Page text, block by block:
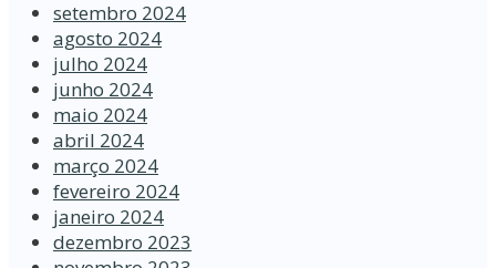
setembro 2024
agosto 2024
julho 2024
junho 2024
maio 2024
abril 2024
março 2024
fevereiro 2024
janeiro 2024
dezembro 2023